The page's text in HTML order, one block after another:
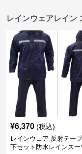
レインウェアレイン
¥6,370 (税込)
レインウェア 反射テー
下セット防水レインスー